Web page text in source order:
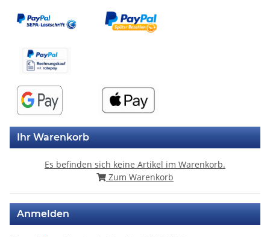
Ihr Warenkorb
Es befinden sich keine Artikel im Warenkorb.
Zum Warenkorb
Anmelden